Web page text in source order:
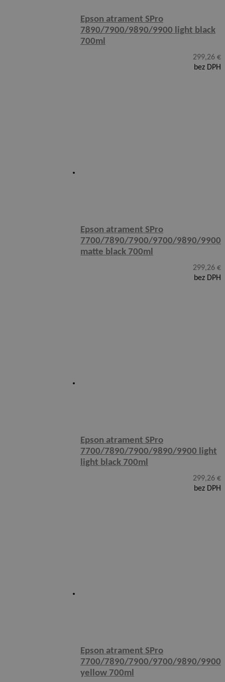
Epson atrament SPro
7890/7900/9890/9900 light black
700ml
299,26 €
bez DPH
Epson atrament SPro
7700/7890/7900/9700/9890/9900
matte black 700ml
299,26 €
bez DPH
Epson atrament SPro
7700/7890/7900/9890/9900 light
light black 700ml
299,26 €
bez DPH
Epson atrament SPro
7700/7890/7900/9700/9890/9900
yellow 700ml